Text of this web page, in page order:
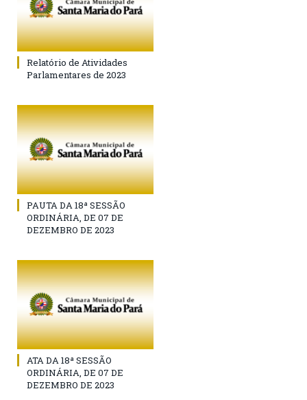
Relatório de Atividades
Parlamentares de 2023
PAUTA DA 18ª SESSÃO
ORDINÁRIA, DE 07 DE
DEZEMBRO DE 2023
ATA DA 18ª SESSÃO
ORDINÁRIA, DE 07 DE
DEZEMBRO DE 2023